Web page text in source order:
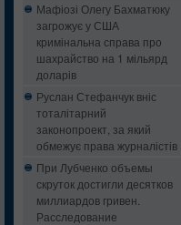
Мафіозі Олегу Бахматюку
загрожує у США
кримінальна справа про
шахрайство на 1 мільярд
доларів
Руслан Стефанчук вніс
тоталітарний
законопроект, за який
обмежує права журналістів
При Лубченко объемы
скруток достигли десятков
миллиардов гривен.
Расследование